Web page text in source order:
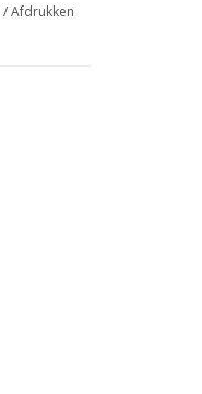
/Afdrukken